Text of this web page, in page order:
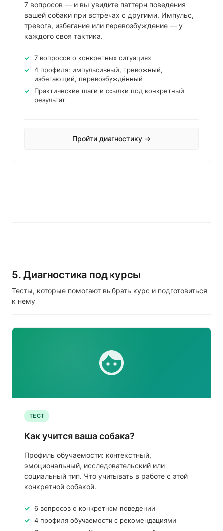
7 вопросов — и вы увидите паттерн поведения
вашей собаки при встречах с другими. Импульс,
тревога, избегание или перевозбуждение — у
каждого своя тактика.
7 вопросов о конкретных ситуациях
4 профиля: импульсивный, тревожный,
избегающий, перевозбуждённый
Практические шаги и ссылки под конкретный
результат
Пройти диагностику →
5. Диагностика под курсы
Тесты, которые помогают выбрать курс и подготовиться
к нему
ТЕСТ
Как учится ваша собака?
Профиль обучаемости: контекстный,
эмоциональный, исследовательский или
социальный тип. Что учитывать в работе с этой
конкретной собакой.
6 вопросов о конкретном поведении
4 профиля обучаемости с рекомендациями